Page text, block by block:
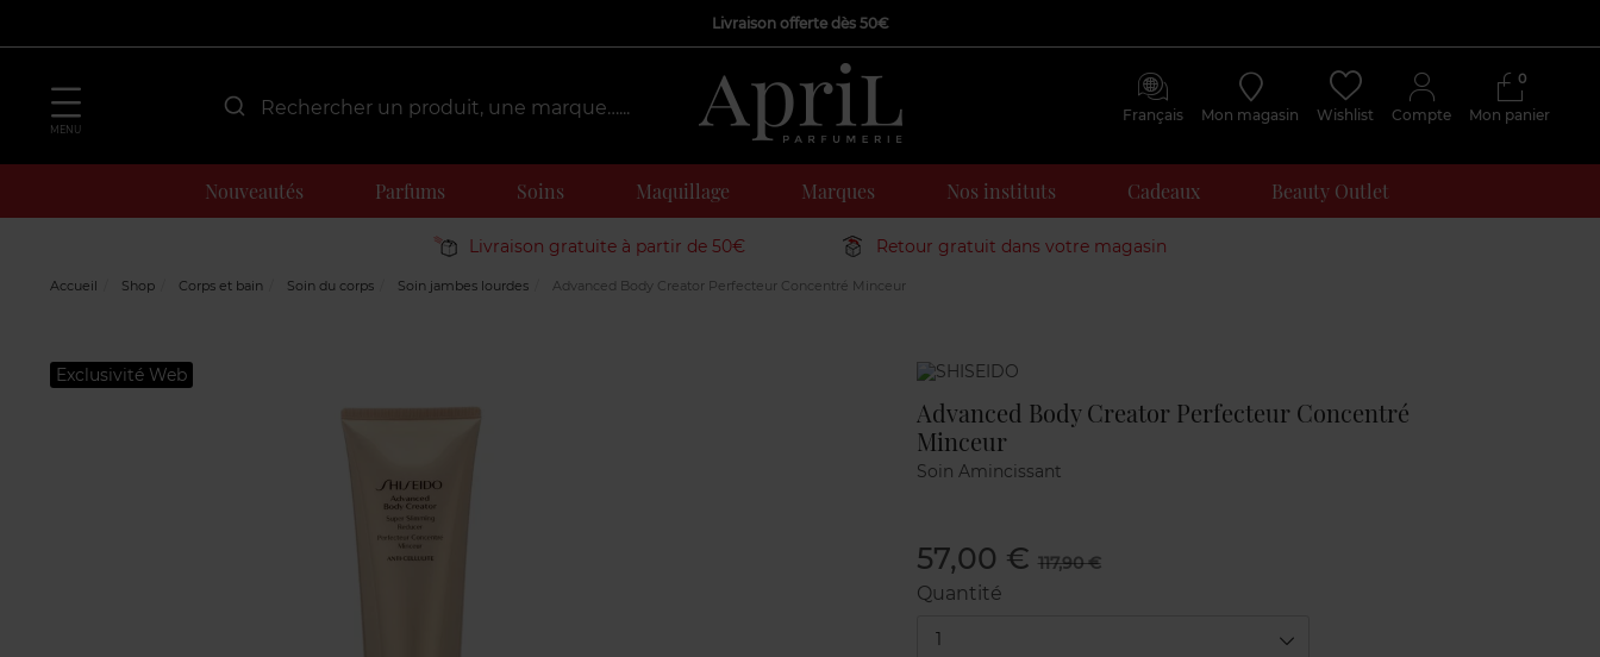
Livraison offerte dès 50€
MENU
Français Mon magasin Wishlist Compte Mon panier
0
Nouveautés Parfums Soins Maquillage Marques Nos instituts Cadeaux Beauty Outlet
Livraison gratuite à partir de 50€ Retour gratuit dans votre magasin
Accueil Shop Corps et bain Soin du corps Soin jambes lourdes Advanced Body Creator Perfecteur Concentré Minceur
Exclusivité Web Marque
clients
Advanced Body Creator Perfecteur Concentré
Minceur
Soin Amincissant
57,00 € 117,90 €
Quantité
1